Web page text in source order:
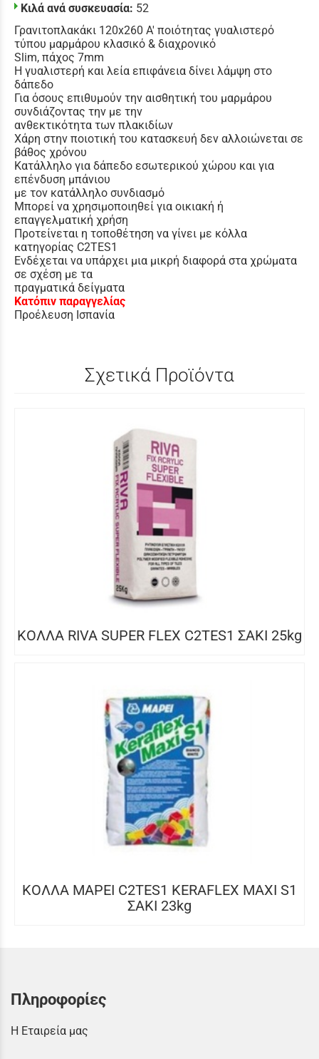
Κιλά ανά συσκευασία: 52
Γρανιτοπλακάκι 120x260 Α' ποιότητας γυαλιστερό
τύπου μαρμάρου κλασικό & διαχρονικό
Slim, πάχος 7mm
Η γυαλιστερή και λεία επιφάνεια δίνει λάμψη στο
δάπεδο
Για όσους επιθυμούν την αισθητική του μαρμάρου
συνδιάζοντας την με την
ανθεκτικότητα των πλακιδίων
Χάρη στην ποιοτική του κατασκευή δεν αλλοιώνεται σε
βάθος χρόνου
Κατάλληλο για δάπεδο εσωτερικού χώρου και για
επένδυση μπάνιου
με τον κατάλληλο συνδιασμό
Μπορεί να χρησιμοποιηθεί για οικιακή ή
επαγγελματική χρήση
Προτείνεται η τοποθέτηση να γίνει με κόλλα
κατηγορίας C2TES1
Ενδέχεται να υπάρχει μια μικρή διαφορά στα χρώματα
σε σχέση με τα
πραγματικά δείγματα
Κατόπιν παραγγελίας
Προέλευση Ισπανία
Σχετικά Προϊόντα
ΚΟΛΛΑ RIVA SUPER FLEX C2TES1 ΣΑΚΙ 25kg
ΚΟΛΛΑ MAPEI C2TES1 KERAFLEX MAXI S1
ΣΑΚΙ 23kg
Πληροφορίες
Η Εταιρεία μας